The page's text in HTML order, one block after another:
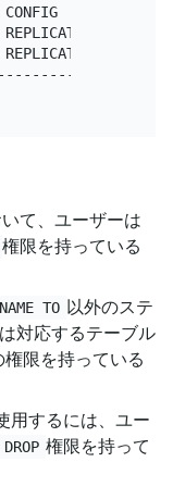
て、ユーザーは
権限を持っている
TO 以外のステ
対応するテーブル
権限を持っている
用するには、ユー
DROP 権限を持って